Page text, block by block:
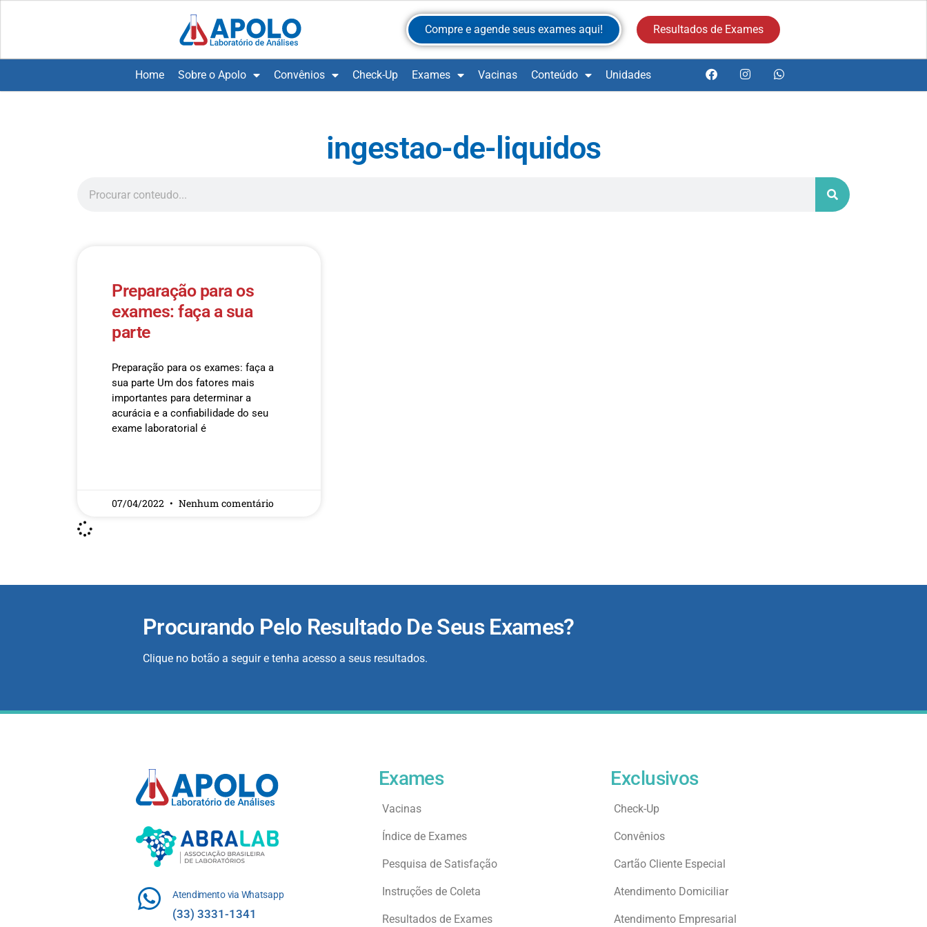
Compre e agende seus exames aqui! Resultados de Exames
Home Sobre o Apolo Convênios Check-Up Exames Vacinas Conteúdo Unidades
ingestao-de-liquidos
Preparação para os
exames: faça a sua
parte
Preparação para os exames: faça a
sua parte Um dos fatores mais
importantes para determinar a
acurácia e a confiabilidade do seu
exame laboratorial é
07/04/2022 Nenhum comentário
Procurando Pelo Resultado De Seus Exames?
Clique no botão a seguir e tenha acesso a seus resultados.
Atendimento via Whatsapp
(33) 3331-1341
Exames
Vacinas
Índice de Exames
Pesquisa de Satisfação
Instruções de Coleta
Resultados de Exames
Exclusivos
Check-Up
Convênios
Cartão Cliente Especial
Atendimento Domiciliar
Atendimento Empresarial